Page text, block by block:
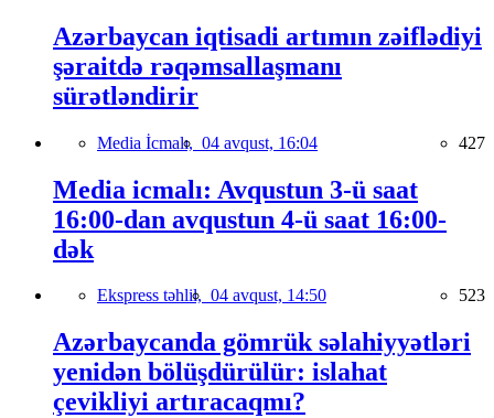
Azərbaycan iqtisadi artımın zəiflədiyi
şəraitdə rəqəmsallaşmanı
sürətləndirir
Media İcmalı, 04 avqust, 16:04 427
Media icmalı: Avqustun 3-ü saat
16:00-dan avqustun 4-ü saat 16:00-
dək
Ekspress təhlil, 04 avqust, 14:50 523
Azərbaycanda gömrük səlahiyyətləri
yenidən bölüşdürülür: islahat
çevikliyi artıracaqmı?